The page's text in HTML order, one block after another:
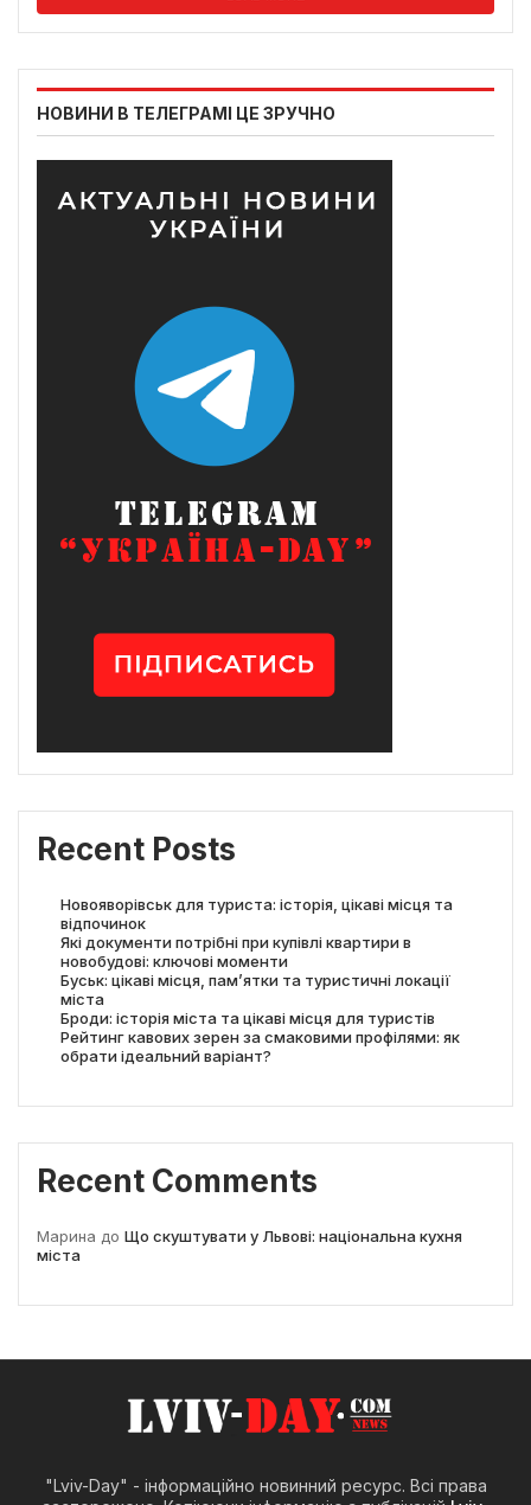
НОВИНИ В ТЕЛЕГРАМІ ЦЕ ЗРУЧНО
Recent Posts
Новояворівськ для туриста: історія, цікаві місця та
відпочинок
Які документи потрібні при купівлі квартири в
новобудові: ключові моменти
Буськ: цікаві місця, пам’ятки та туристичні локації
міста
Броди: історія міста та цікаві місця для туристів
Рейтинг кавових зерен за смаковими профілями: як
обрати ідеальний варіант?
Recent Comments
Марина до Що скуштувати у Львові: національна кухня
міста
"Lviv-Day" - інформаційно новинний ресурс. Всі права